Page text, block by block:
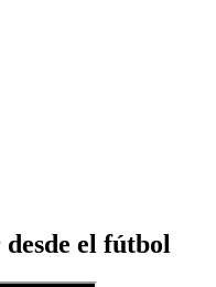
el fútbol